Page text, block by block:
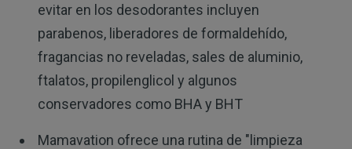
evitar en los desodorantes incluyen
parabenos, liberadores de formaldehído,
fragancias no reveladas, sales de aluminio,
ftalatos, propilenglicol y algunos
conservadores como BHA y BHT
Mamavation ofrece una rutina de "limpieza